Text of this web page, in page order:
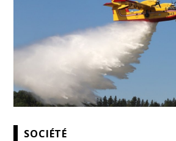
SOCIÉTÉ